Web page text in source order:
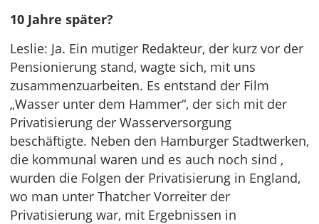
10 Jahre später?
Leslie: Ja. Ein mutiger Redakteur, der kurz vor der
Pensionierung stand, wagte sich, mit uns
zusammenzuarbeiten. Es entstand der Film
„Wasser unter dem Hammer“, der sich mit der
Privatisierung der Wasserversorgung
beschäftigte. Neben den Hamburger Stadtwerken,
die kommunal waren und es auch noch sind ,
wurden die Folgen der Privatisierung in England,
wo man unter Thatcher Vorreiter der
Privatisierung war, mit Ergebnissen in